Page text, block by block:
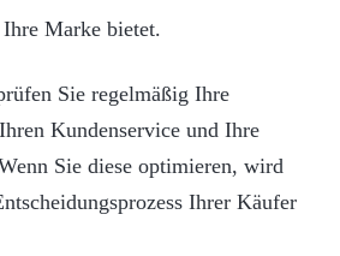
Marke bietet.
Sie regelmäßig Ihre
Kundenservice und Ihre
Sie diese optimieren, wird
Ihrer Käufer